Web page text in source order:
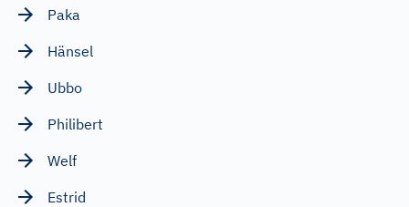
Paka
Hänsel
Ubbo
Philibert
Welf
Estrid